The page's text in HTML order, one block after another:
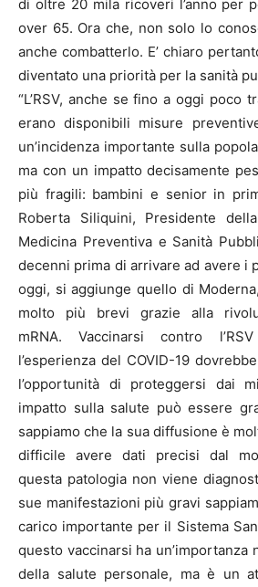
di oltre 20 mila ricoveri l’anno per
over 65. Ora che, non solo lo
anche combatterlo. E’ chiaro
diventato una priorità per la sanità
“L’RSV, anche se fino a oggi poco
erano disponibili misure
un’incidenza importante sulla
ma con un impatto decisamente
più fragili: bambini e senior in
Roberta Siliquini, Presidente
Medicina Preventiva e Sanità
decenni prima di arrivare ad avere i
oggi, si aggiunge quello di
molto più brevi grazie alla
mRNA. Vaccinarsi contro
l’esperienza del COVID-19
l’opportunità di proteggersi dai
impatto sulla salute può essere
sappiamo che la sua diffusione è
difficile avere dati precisi dal
questa patologia non viene
sue manifestazioni più gravi
carico importante per il Sistema
questo vaccinarsi ha un’importanza
della salute personale, ma è un